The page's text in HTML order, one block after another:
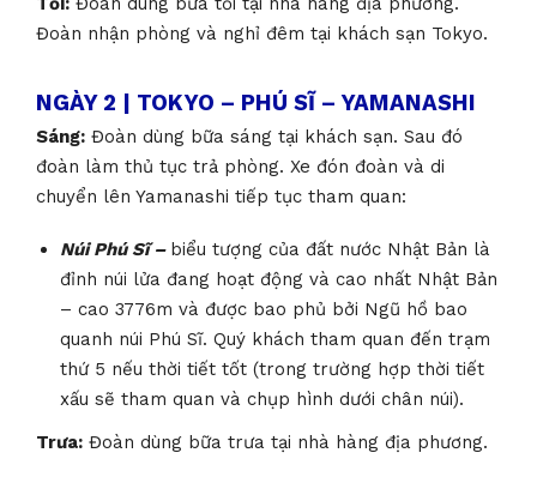
Đoàn nhận phòng và nghỉ đêm tại khách sạn Tokyo.
NGÀY 2 | TOKYO – PHÚ SĨ – YAMANASHI
Sáng: Đoàn dùng bữa sáng tại khách sạn. Sau đó
đoàn làm thủ tục trả phòng. Xe đón đoàn và di
chuyển lên Yamanashi tiếp tục tham quan:
Núi Phú Sĩ – biểu tượng của đất nước Nhật Bản là
đỉnh núi lửa đang hoạt động và cao nhất Nhật Bản
– cao 3776m và được bao phủ bởi Ngũ hồ bao
quanh núi Phú Sĩ. Quý khách tham quan đến trạm
thứ 5 nếu thời tiết tốt (trong trường hợp thời tiết
xấu sẽ tham quan và chụp hình dưới chân núi).
Trưa: Đoàn dùng bữa trưa tại nhà hàng địa phương.